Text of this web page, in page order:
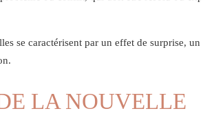
se caractérisent par un effet de surprise, un
LA NOUVELLE